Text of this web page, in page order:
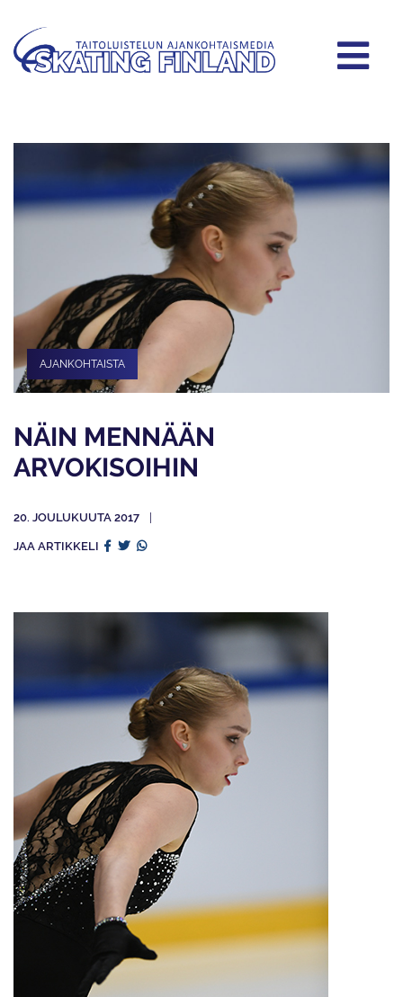
AJANKOHTAISTA
NÄIN MENNÄÄN
ARVOKISOIHIN
20. JOULUKUUTA 2017
JAA ARTIKKELI